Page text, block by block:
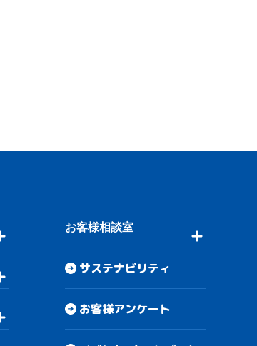
お客様相談室
サステナビリティ
お客様アンケート